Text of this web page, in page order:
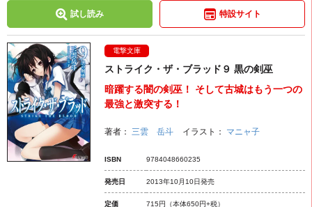
試し読み 特設サイト
電撃文庫
ストライク・ザ・ブラッド９ 黒の剣巫
暗躍する闇の剣巫！ そして古城はもう一つの
最強と激突する！
著者： 三雲 岳斗 イラスト： マニャ子
ISBN 9784048660235
発売日 2013年10月10日発売
定価 715円 （本体650円+税）